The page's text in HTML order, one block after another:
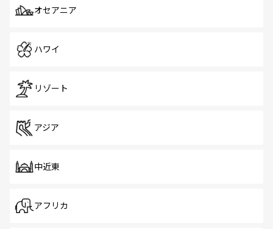
オセアニア
ハワイ
リゾート
アジア
中近東
アフリカ